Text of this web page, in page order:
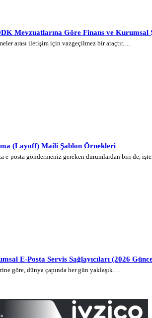
Mevzuatlarına Göre Finans ve
arası iletişim için vazgeçilmez bir araçtır.…
(Layoff) Maili Şablon Örnekleri
e-posta göndermeniz gereken durumlardan biri de,
E-Posta Servis Sağlayıcıları (2026
göre, dünya çapında her gün yaklaşık…